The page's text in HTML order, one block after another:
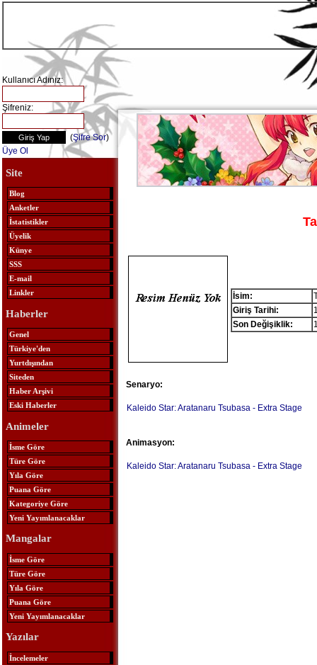
Kullanıcı Adınız:
Şifreniz:
(Şifre Sor)
Üye Ol
Site
Blog
Anketler
İstatistikler
Üyelik
Künye
SSS
E-mail
Linkler
Haberler
Genel
Türkiye'den
Yurtdışından
Siteden
Haber Arşivi
Eski Haberler
Animeler
İsme Göre
Türe Göre
Yıla Göre
Puana Göre
Kategoriye Göre
Yeni Yayımlanacaklar
Mangalar
İsme Göre
Türe Göre
Yıla Göre
Puana Göre
Yeni Yayımlanacaklar
Yazılar
İncelemeler
İsim:
Giriş Tarihi:
Son Değişiklik:
Senaryo:
Kaleido Star: Aratanaru Tsubasa - Extra Stage
Animasyon:
Kaleido Star: Aratanaru Tsubasa - Extra Stage